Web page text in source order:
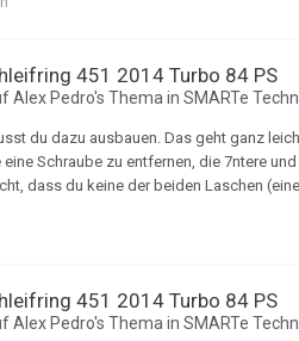
451 2014 Turbo 84 PS
Alex Pedro's Thema in SMARTe
du dazu ausbauen. Das geht ganz
Schraube zu entfernen, die 7ntere
dass du keine der beiden Laschen
451 2014 Turbo 84 PS
Alex Pedro's Thema in SMARTe